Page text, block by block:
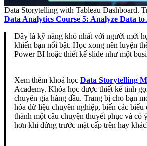
Data Storytelling with Tableau Dashboard.
Data Analytics Course 5: Analyze Data to
Đây là kỹ năng khó nhất với người mới
khiến bạn nổi bật. Học xong nên luyện
Power BI hoặc thiết kế slide như một
Xem thêm khoá học Data Storytelling
Academy. Khóa học được thiết kế tinh
chuyên gia hàng đầu. Trang bị cho bạn
hóa dữ liệu chuyên nghiệp, biến các biểu
thành một câu chuyện thuyết phục và có
hơn khi đứng trước mặt cấp trên hay